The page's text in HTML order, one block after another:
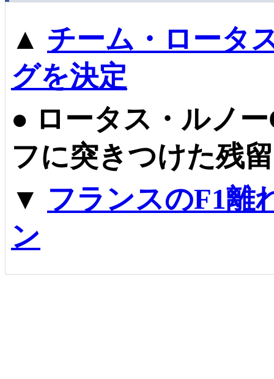
▲ チーム・ロータ
グを決定
● ロータス・ルノ
フに突きつけた残
▼ フランスのF1離
ン